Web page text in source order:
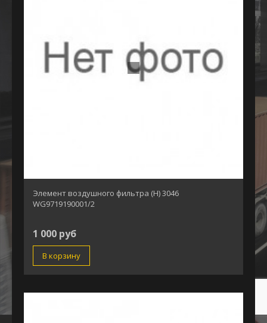
Элемент воздушного фильтра (H) 3046
WG9719190001/2
1 000 руб
В корзину